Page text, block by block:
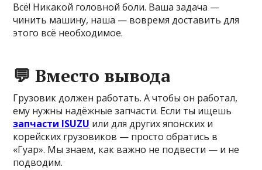
Всё! Никакой головной боли. Ваша задача —
чинить машину, наша — вовремя доставить для
этого всё необходимое.
💬 Вместо вывода
Грузовик должен работать. А чтобы он работал,
ему нужны надёжные запчасти. Если ты ищешь
запчасти ISUZU или для других японских и
корейских грузовиков — просто обратись в
«Гуар». Мы знаем, как важно не подвести — и не
подводим.